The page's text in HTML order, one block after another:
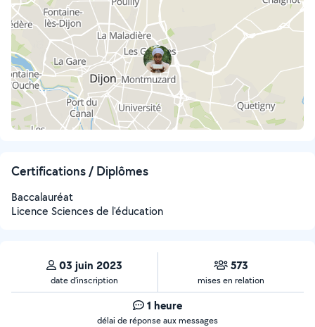
Certifications / Diplômes
Baccalauréat
Licence Sciences de l'éducation
03 juin 2023
date d’inscription
573
mises en relation
1 heure
délai de réponse aux messages